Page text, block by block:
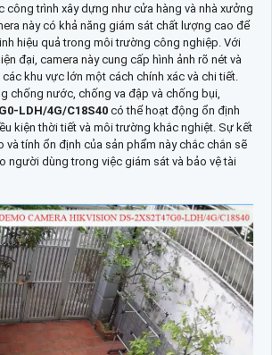
công trình xây dựng như cửa hàng và nhà xưởng
này có khả năng giám sát chất lượng cao để
hiệu quả trong môi trường công nghiệp. Với
đại, camera này cung cấp hình ảnh rõ nét và
khu vực lớn một cách chính xác và chi tiết.
chống nước, chống va đập và chống bụi,
LDH/4G/C18S40có thể hoạt động ổn định
kiện thời tiết và môi trường khắc nghiệt. Sự kết
và tính ổn định của sản phẩm này chắc chắn sẽ
người dùng trong việc giám sát và bảo vệ tài